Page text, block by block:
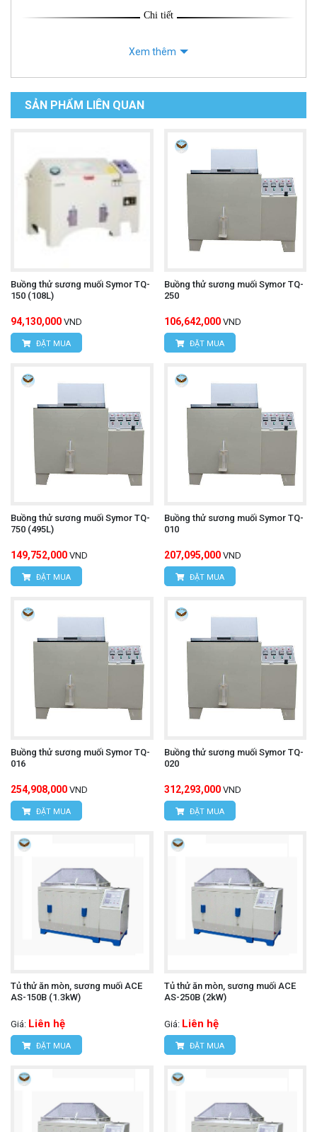
Chi tiết
Xem thêm
SẢN PHẨM LIÊN QUAN
Buồng thử sương muối Symor TQ-
150 (108L)
94,130,000 VND
ĐẶT MUA
Buồng thử sương muối Symor TQ-
250
106,642,000 VND
ĐẶT MUA
Buồng thử sương muối Symor TQ-
750 (495L)
149,752,000 VND
ĐẶT MUA
Buồng thử sương muối Symor TQ-
010
207,095,000 VND
ĐẶT MUA
Buồng thử sương muối Symor TQ-
016
254,908,000 VND
ĐẶT MUA
Buồng thử sương muối Symor TQ-
020
312,293,000 VND
ĐẶT MUA
Tủ thử ăn mòn, sương muối ACE
AS-150B (1.3kW)
Giá: Liên hệ
ĐẶT MUA
Tủ thử ăn mòn, sương muối ACE
AS-250B (2kW)
Giá: Liên hệ
ĐẶT MUA